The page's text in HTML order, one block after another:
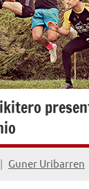
Guner Uribarren